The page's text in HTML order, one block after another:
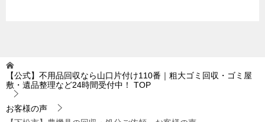
【公式】不用品回収なら山口片付け110番｜粗大ゴミ回収・ゴミ屋
敷・遺品整理など24時間受付中！
TOP
お客様の声